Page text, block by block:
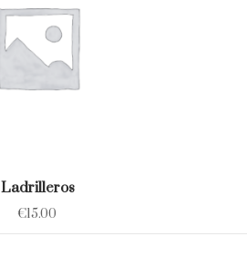
Ladrilleros
€15.00